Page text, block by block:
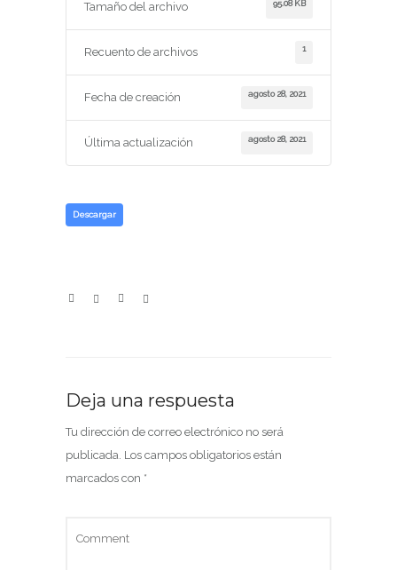
Tamaño del archivo 95.08 KB
Recuento de archivos 1
Fecha de creación agosto 28, 2021
Última actualización agosto 28, 2021
Descargar
Deja una respuesta
Tu dirección de correo electrónico no será
publicada. Los campos obligatorios están
marcados con *